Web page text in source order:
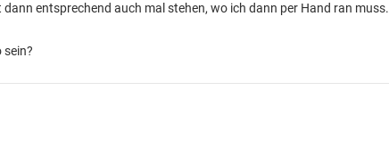
entsprechend auch mal stehen, wo ich dann per Hand ran muss.
sein?